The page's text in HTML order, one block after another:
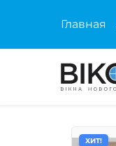
Главная
ХИТ!